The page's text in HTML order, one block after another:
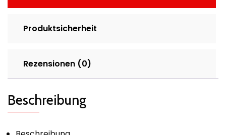
Produktsicherheit
Rezensionen (0)
Beschreibung